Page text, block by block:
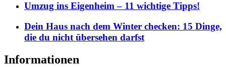
Umzug ins Eigenheim – 11 wichtige Tipps!
Dein Haus nach dem Winter checken: 15 Dinge,
die du nicht übersehen darfst
Informationen